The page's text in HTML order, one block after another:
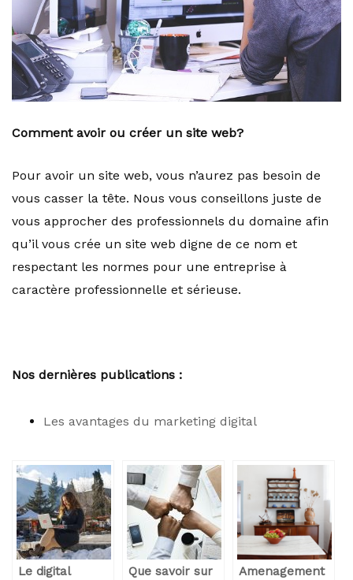
Comment avoir ou créer un site web?
Pour avoir un site web, vous n’aurez pas besoin de
vous casser la tête. Nous vous conseillons juste de
vous approcher des professionnels du domaine afin
qu’il vous crée un site web digne de ce nom et
respectant les normes pour une entreprise à
caractère professionnelle et sérieuse.
Nos dernières publications :
Les avantages du marketing digital
Le digital
Que savoir sur
Amenagement